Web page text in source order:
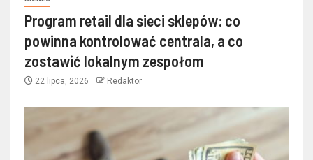
Program retail dla sieci sklepów: co
powinna kontrolować centrala, a co
zostawić lokalnym zespołom
22 lipca, 2026 Redaktor